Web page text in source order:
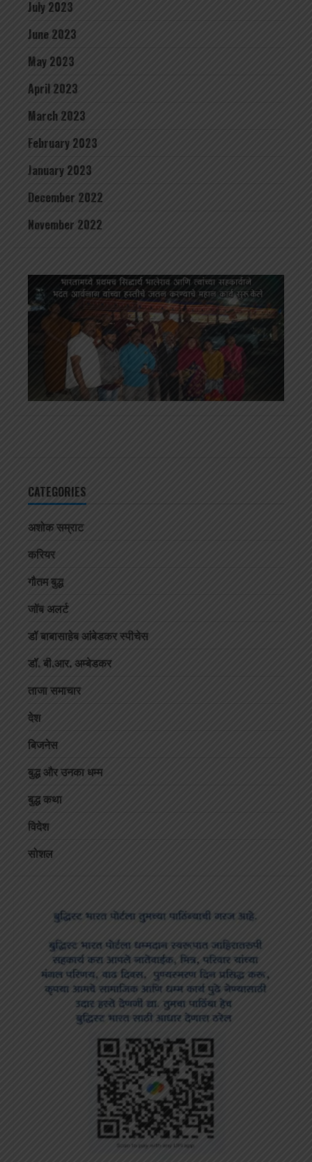
July 2023
June 2023
May 2023
April 2023
March 2023
February 2023
January 2023
December 2022
November 2022
CATEGORIES
अशोक सम्राट
करियर
गौतम बुद्ध
जॉब अलर्ट
डॉ बाबासाहेब आंबेडकर स्पीचेस
डॉ. बी.आर. अम्बेडकर
ताजा समाचार
देश
बिजनेस
बुद्ध और उनका धम्म
बुद्ध कथा
विदेश
सोशल